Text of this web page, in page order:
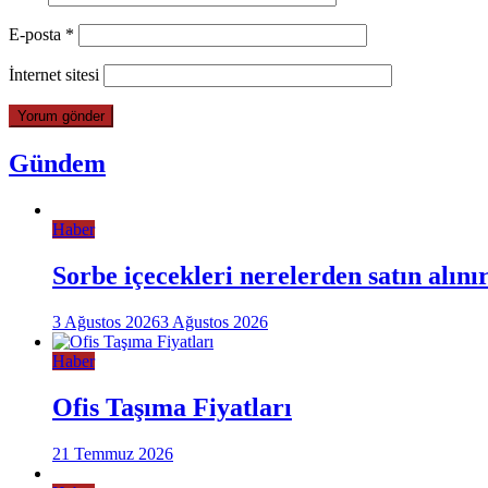
E-posta *
İnternet sitesi
Gündem
Haber
Sorbe içecekleri nerelerden satın
3 Ağustos 20263 Ağustos 2026
Haber
Ofis Taşıma Fiyatları
21 Temmuz 2026